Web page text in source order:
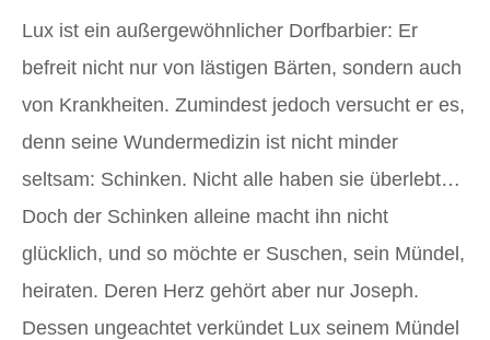
Lux ist ein außergewöhnlicher Dorfbarbier: Er
befreit nicht nur von lästigen Bärten, sondern auch
von Krankheiten. Zumindest jedoch versucht er es,
denn seine Wundermedizin ist nicht minder
seltsam: Schinken. Nicht alle haben sie überlebt…
Doch der Schinken alleine macht ihn nicht
glücklich, und so möchte er Suschen, sein Mündel,
heiraten. Deren Herz gehört aber nur Joseph.
Dessen ungeachtet verkündet Lux seinem Mündel